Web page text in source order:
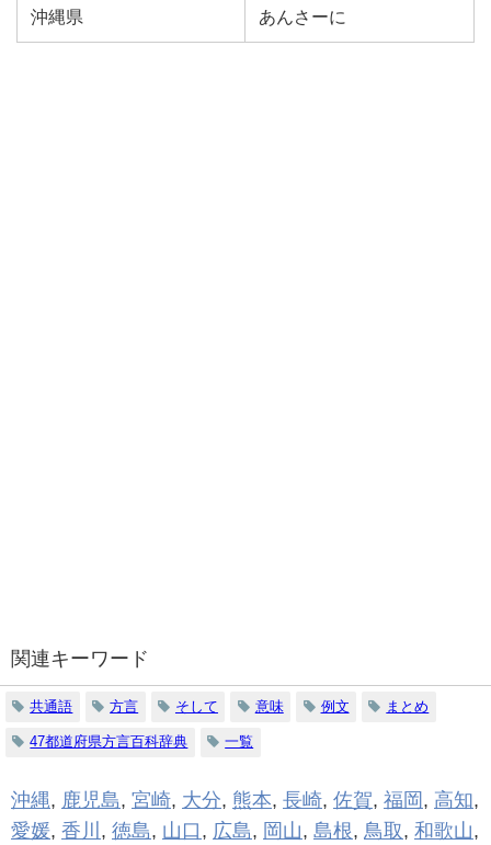
沖縄県 あんさーに
関連キーワード
共通語 方言 そして 意味 例文 まとめ
47都道府県方言百科辞典 一覧
沖縄, 鹿児島, 宮崎, 大分, 熊本, 長崎, 佐賀, 福岡 , 高知,
愛媛, 香川 , 徳島, 山口 , 広島, 岡山, 島根, 鳥取, 和歌山,